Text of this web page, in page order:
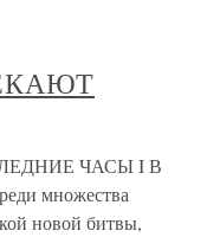
ЧАСЫ I В
множества
новой битвы,